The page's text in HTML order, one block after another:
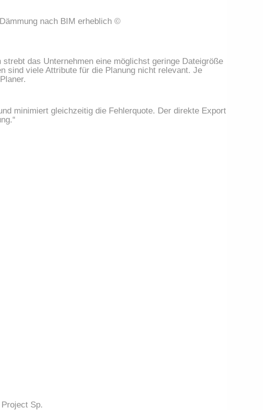
nach BIM erheblich ©
das Unternehmen eine möglichst geringe Dateigröße
sind viele Attribute für die Planung nicht relevant. Je
minimiert gleichzeitig die Fehlerquote. Der direkte Export
Sp.